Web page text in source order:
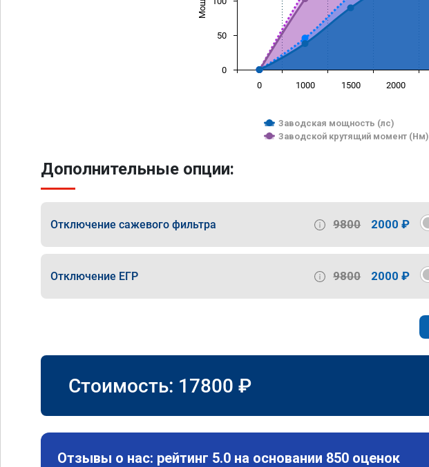
Заводская мощность (лс)
Заводской крутящий момент (Нм)
0 1000 1500 2000
0
50
Дополнительные опции:
Отключение сажевого фильтра 9800 2000 ₽
Отключение ЕГР 9800 2000 ₽
Стоимость: 17800 ₽
Отзывы о нас: рейтинг 5.0 на основании 850 оценок